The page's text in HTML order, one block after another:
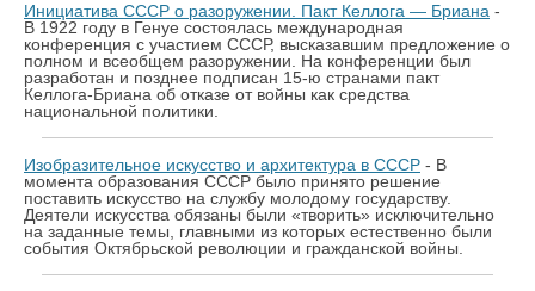
Инициатива СССР о разоружении. Пакт Келлога — Бриана -
В 1922 году в Генуе состоялась международная
конференция с участием СССР, высказавшим предложение о
полном и всеобщем разоружении. На конференции был
разработан и позднее подписан 15-ю странами пакт
Келлога-Бриана об отказе от войны как средства
национальной политики.
Изобразительное искусство и архитектура в СССР - В
момента образования СССР было принято решение
поставить искусство на службу молодому государству.
Деятели искусства обязаны были «творить» исключительно
на заданные темы, главными из которых естественно были
события Октябрьской революции и гражданской войны.